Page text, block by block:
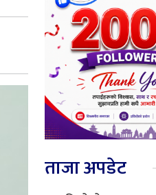
ताजा अपडेट